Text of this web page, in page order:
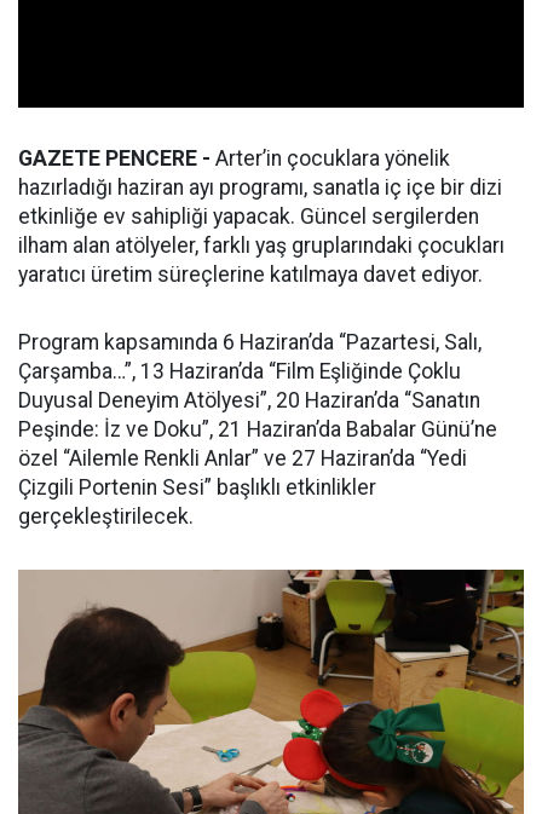
GAZETE PENCERE - Arter’in çocuklara yönelik
hazırladığı haziran ayı programı, sanatla iç içe bir dizi
etkinliğe ev sahipliği yapacak. Güncel sergilerden
ilham alan atölyeler, farklı yaş gruplarındaki çocukları
yaratıcı üretim süreçlerine katılmaya davet ediyor.
Program kapsamında 6 Haziran’da “Pazartesi, Salı,
Çarşamba…”, 13 Haziran’da “Film Eşliğinde Çoklu
Duyusal Deneyim Atölyesi”, 20 Haziran’da “Sanatın
Peşinde: İz ve Doku”, 21 Haziran’da Babalar Günü’ne
özel “Ailemle Renkli Anlar” ve 27 Haziran’da “Yedi
Çizgili Portenin Sesi” başlıklı etkinlikler
gerçekleştirilecek.